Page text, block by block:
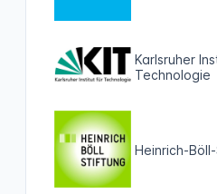
Karlsruher
Technologie
Heinrich-